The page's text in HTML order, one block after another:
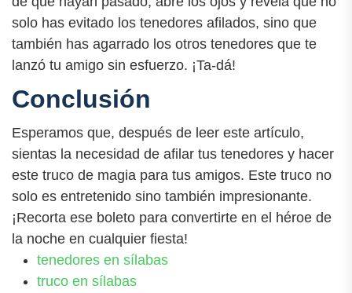
solo has evitado los tenedores afilados, sino que
también has agarrado los otros tenedores que te
lanzó tu amigo sin esfuerzo. ¡Ta-dá!
Conclusión
Esperamos que, después de leer este artículo,
sientas la necesidad de afilar tus tenedores y hacer
este truco de magia para tus amigos. Este truco no
solo es entretenido sino también impresionante.
¡Recorta ese boleto para convertirte en el héroe de
la noche en cualquier fiesta!
tenedores en sílabas
truco en sílabas